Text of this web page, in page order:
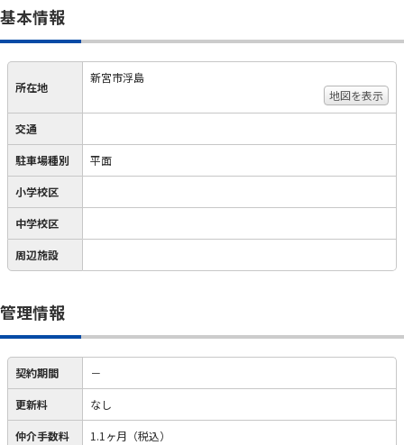
基本情報
所在地
新宮市浮島
地図を表示
交通
駐車場種別 平面
小学校区
中学校区
周辺施設
管理情報
契約期間 －
更新料 なし
仲介手数料 1.1ヶ月（税込）